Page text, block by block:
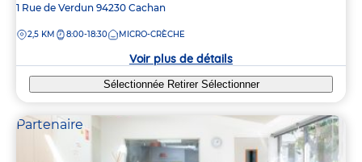
Adresse
la
1 Rue de Verdun 94230 Cachan
DISTANCE
2,5 KM 8:00-18:30 MICRO-CRÈCHE
Voir plus de détails
Sélectionnée Retirer Sélectionner
Partenaire